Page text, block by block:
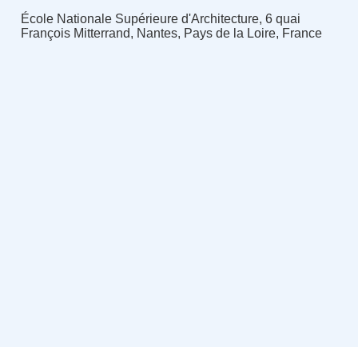
École Nationale Supérieure d'Architecture, 6 quai
François Mitterrand, Nantes, Pays de la Loire, France